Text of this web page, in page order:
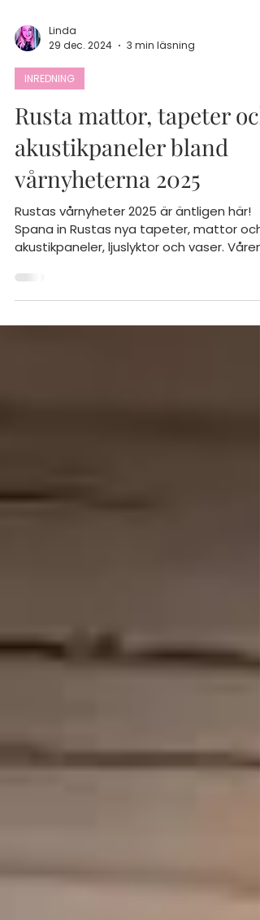
Linda
29 dec. 2024
INREDNING
Rusta mattor, tapeter och
akustikpaneler bland
vårnyheterna 2025
Rustas vårnyheter 2025 är äntligen här!
Spana in Rustas nya tapeter, mattor och